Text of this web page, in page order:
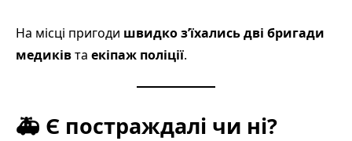
На місці пригоди швидко з’їхались дві бригади
медиківта екіпаж поліції.
🚑 Є постраждалі чи ні?